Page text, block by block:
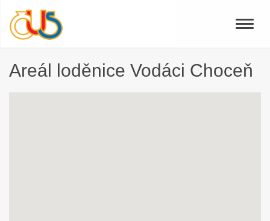
Toggle
Areál loděnice Vodáci Choceň